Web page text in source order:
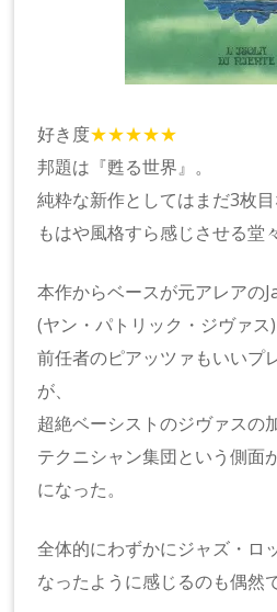
好き度★★★★★
邦題は『甦る世界』。
純粋な新作としてはまだ3枚目
もはや風格すら感じさせる堂
本作からベースが元アレアの
(ヤン・パトリック・ジヴァス)
前任者のピアッツァもいいプ
が、
超絶ベーシストのジヴァスの
テクニシャン集団という側面
になった。
全体的にわずかにジャズ・ロ
なったように感じるのも偶然